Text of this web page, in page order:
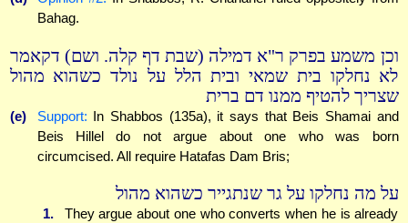
Bahag.
וכן משמע בפרק ר"א דמילה (שבת דף קלה. ושם) דקאמר
לא נחלקו בית שמאי ובית הלל על נולד כשהוא מהול
שצריך להטיף ממנו דם ברית
(e) Support: In Shabbos (135a), it says that Beis Shamai and
Beis Hillel do not argue about one who was born
circumcised. All require Hatafas Dam Bris;
על מה נחלקו על גר שנתגייר כשהוא מהול
1.
They argue about one who converts when he is already